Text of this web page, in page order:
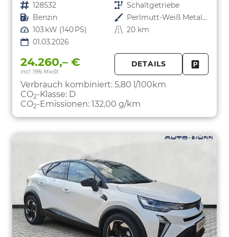
Fahrzeugnr. 128532 Getriebe Schaltgetriebe
Kraftstoff Benzin Außenfarbe
Perlmutt-Weiß Metallic
Leistung 103 kW (140 PS) Kilometerstand 20 km
01.03.2026
24.260,– €
incl. 19% MwSt.
DETAILS
Verbrauch kombiniert: 5,80 l/100km
CO2-Klasse: D
CO2-Emissionen: 132,00 g/km